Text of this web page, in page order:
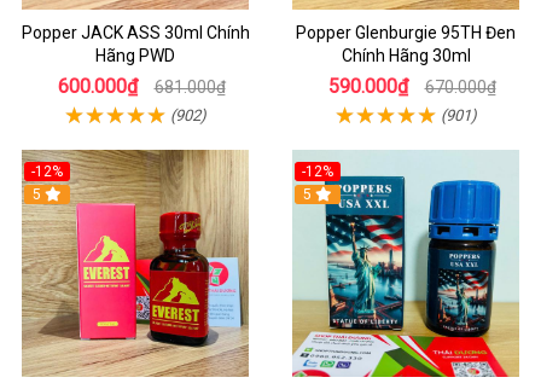
Popper JACK ASS 30ml Chính
Hãng PWD
600.000₫ 681.000₫
(902)
Popper Glenburgie 95TH Đen
Chính Hãng 30ml
590.000₫ 670.000₫
(901)
-12%
5
-12%
5